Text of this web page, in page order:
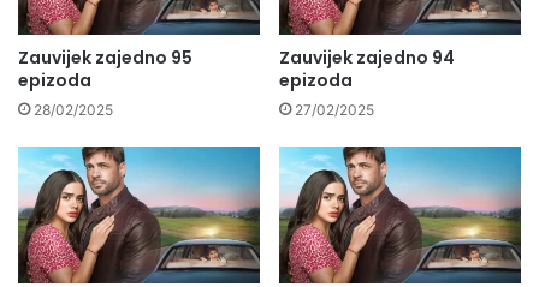
Zauvijek zajedno 95
epizoda
28/02/2025
Zauvijek zajedno 94
epizoda
27/02/2025